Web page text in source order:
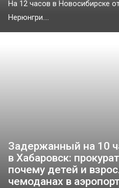
На 12 часов в Новосибирске
Нерюнгри....
Задержанный на 10
в Хабаровск:
почему детей и
чемоданах в